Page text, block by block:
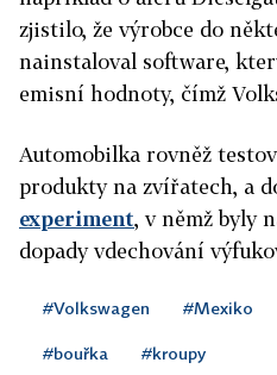
zjistilo, že výrobce do
nainstaloval software,
emisní hodnoty, čímž
Automobilka rovněž
produkty na zvířatech, a
experiment, v němž byly
dopady vdechování
#Volkswagen #Mexiko
#bouřka #kroupy